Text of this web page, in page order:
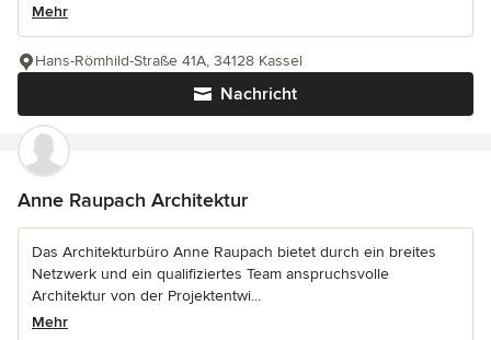
Mehr
Nachricht
Hans-Römhild-Straße 41A, 34128 Kassel
Anne Raupach Architektur
Das Architekturbüro Anne Raupach bietet durch ein breites
Netzwerk und ein qualifiziertes Team anspruchsvolle
Architektur von der Projektentwi...
Mehr